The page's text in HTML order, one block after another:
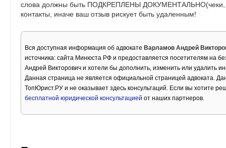
слова должны быть ПОДКРЕПЛЕНЫ ДОКУМЕНТАЛЬНО(чеки,
контакты, иначе ваш отзыв рискует быть удаленным!
Вся доступная информация об адвокате Варламов Андрей
источника: сайта Минюста РФ и предоставляется посетителям на
Андрей Викторович и хотели бы дополнить, изменить или удалить
Данная страница не является официальной страницей адвоката.
ТопЮрист.РУ и не оказывает здесь консультаций. Если вы хотите
бесплатной юридической консультацией от наших партнеров.